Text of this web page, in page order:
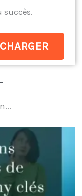
succès.